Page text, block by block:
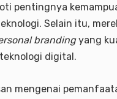
pentingnya
Selain itu,
brandingyang
digital.
mengenai